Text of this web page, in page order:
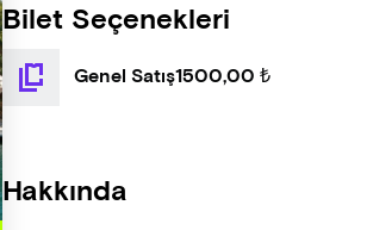
Bilet Seçenekleri
Genel Satış1500,00 ₺
Hakkında